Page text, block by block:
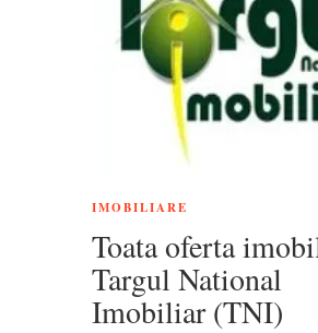
IMOBILIARE
Toata oferta
Targul National
Imobiliar (TNI)